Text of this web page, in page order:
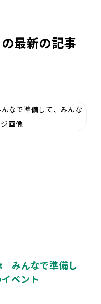
最新の記事
みんなで準備し
ベント